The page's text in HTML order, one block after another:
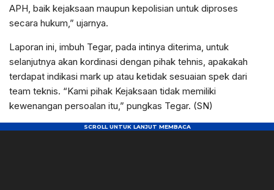
APH, baik kejaksaan maupun kepolisian untuk diproses
secara hukum,” ujarnya.
Laporan ini, imbuh Tegar, pada intinya diterima, untuk
selanjutnya akan kordinasi dengan pihak tehnis, apakakah
terdapat indikasi mark up atau ketidak sesuaian spek dari
team teknis. “Kami pihak Kejaksaan tidak memiliki
kewenangan persoalan itu,” pungkas Tegar. (SN)